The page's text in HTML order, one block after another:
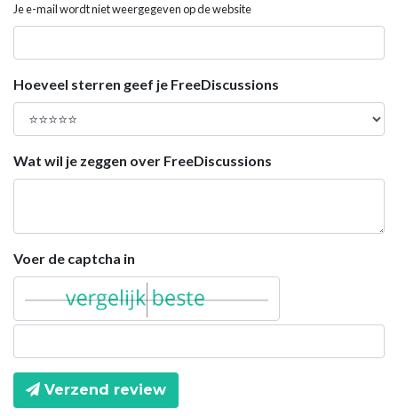
Je e-mail wordt niet weergegeven op de website
Hoeveel sterren geef je FreeDiscussions
Wat wil je zeggen over FreeDiscussions
Voer de captcha in
Verzend review